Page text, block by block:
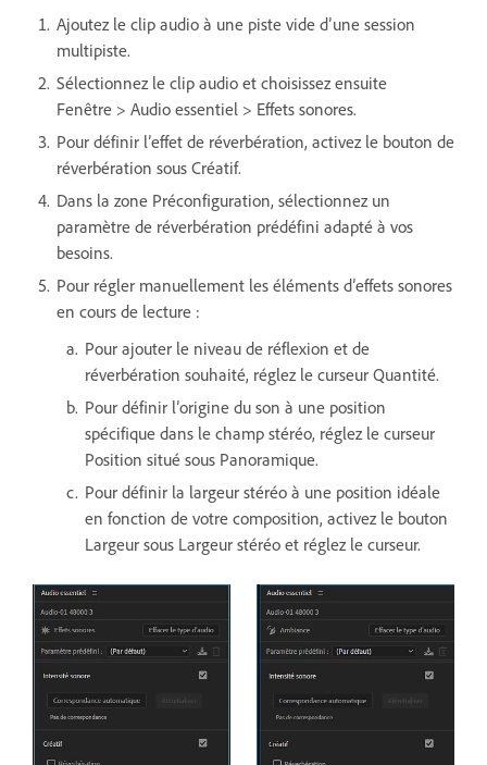
Ajoutez le clip audio à une piste vide d’une session
multipiste.
Sélectionnez le clip audio et choisissez ensuite
Fenêtre > Audio essentiel > Effets sonores.
Pour définir l’effet de réverbération, activez le bouton de
réverbération sous Créatif.
Dans la zone Préconfiguration, sélectionnez un
paramètre de réverbération prédéfini adapté à vos
besoins.
Pour régler manuellement les éléments d’effets sonores
en cours de lecture :
Pour ajouter le niveau de réflexion et de
réverbération souhaité, réglez le curseur Quantité.
Pour définir l’origine du son à une position
spécifique dans le champ stéréo, réglez le curseur
Position situé sous Panoramique.
Pour définir la largeur stéréo à une position idéale
en fonction de votre composition, activez le bouton
Largeur sous Largeur stéréo et réglez le curseur.